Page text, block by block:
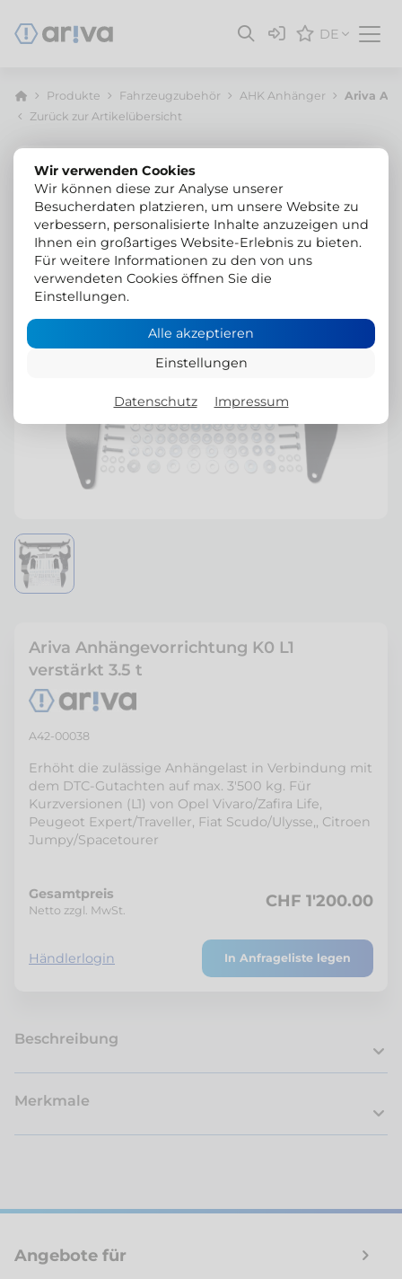
DE
Produkte Fahrzeugzubehör AHK Anhänger
Ariva
Zurück zur Artikelübersicht
Ariva Anhängevorrichtung K0 L1
verstärkt 3.5 t
A42-00038
Erhöht die zulässige Anhängelast in Verbindung mit
dem DTC-Gutachten auf max. 3'500 kg. Für
Kurzversionen (L1) von Opel Vivaro/Zafira Life,
Peugeot Expert/Traveller, Fiat Scudo/Ulysse,, Citroen
Jumpy/Spacetourer
Gesamtpreis
Netto zzgl. MwSt. CHF 1'200.00
Händlerlogin In Anfrageliste legen
Beschreibung
Merkmale
Angebote für
Wir verwenden Cookies
Wir können diese zur Analyse unserer
Besucherdaten platzieren, um unsere Website zu
verbessern, personalisierte Inhalte anzuzeigen und
Ihnen ein großartiges Website-Erlebnis zu bieten.
Für weitere Informationen zu den von uns
verwendeten Cookies öffnen Sie die
Einstellungen.
Alle akzeptieren
Einstellungen
Datenschutz Impressum